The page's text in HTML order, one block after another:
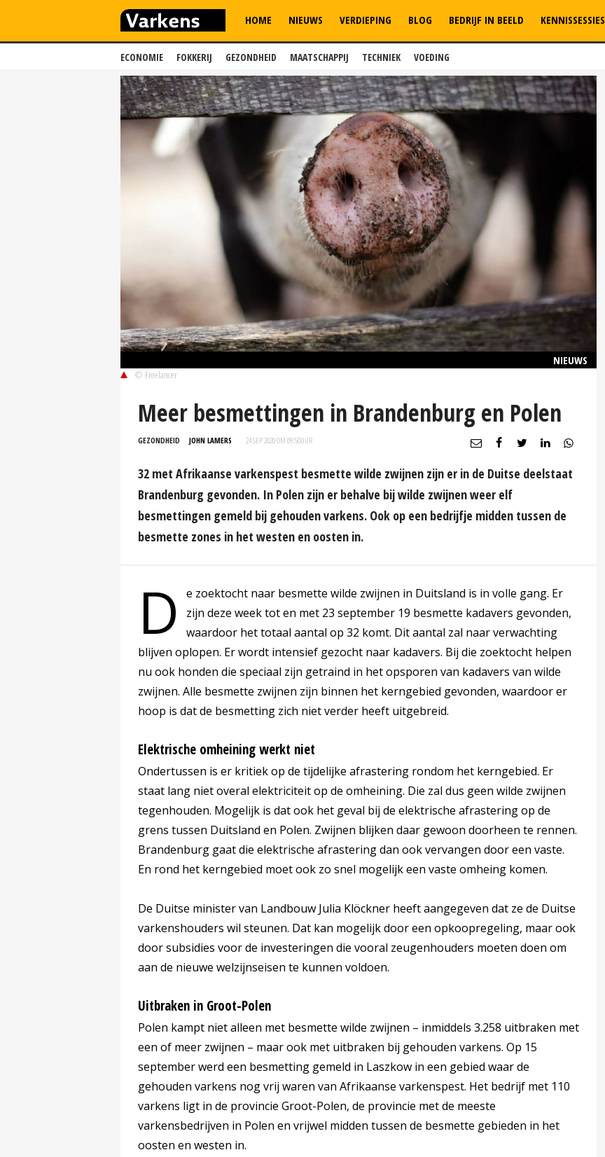
ECONOMIE FOKKERIJ GEZONDHEID MAATSCHAPPIJ TECHNIEK VOEDING
HOME NIEUWS VERDIEPING BLOG BEDRIJF IN BEELD KENNISSESSIES
NIEUWS
© Freelancer
Meer besmettingen in Brandenburg en Polen
GEZONDHEID JOHN LAMERS 24 SEP 2020 OM 09:50UUR
32 met Afrikaanse varkenspest besmette wilde zwijnen zijn er in de Duitse deelstaat
Brandenburg gevonden. In Polen zijn er behalve bij wilde zwijnen weer elf
besmettingen gemeld bij gehouden varkens. Ook op een bedrijfje midden tussen de
besmette zones in het westen en oosten in.
D
e zoektocht naar besmette wilde zwijnen in Duitsland is in volle gang. Er
zijn deze week tot en met 23 september 19 besmette kadavers gevonden,
waardoor het totaal aantal op 32 komt. Dit aantal zal naar verwachting
blijven oplopen. Er wordt intensief gezocht naar kadavers. Bij die zoektocht helpen
nu ook honden die speciaal zijn getraind in het opsporen van kadavers van wilde
zwijnen. Alle besmette zwijnen zijn binnen het kerngebied gevonden, waardoor er
hoop is dat de besmetting zich niet verder heeft uitgebreid.
Elektrische omheining werkt niet
Ondertussen is er kritiek op de tijdelijke afrastering rondom het kerngebied. Er
staat lang niet overal elektriciteit op de omheining. Die zal dus geen wilde zwijnen
tegenhouden. Mogelijk is dat ook het geval bij de elektrische afrastering op de
grens tussen Duitsland en Polen. Zwijnen blijken daar gewoon doorheen te rennen.
Brandenburg gaat die elektrische afrastering dan ook vervangen door een vaste.
En rond het kerngebied moet ook zo snel mogelijk een vaste omheing komen.
De Duitse minister van Landbouw Julia Klöckner heeft aangegeven dat ze de Duitse
varkenshouders wil steunen. Dat kan mogelijk door een opkoopregeling, maar ook
door subsidies voor de investeringen die vooral zeugenhouders moeten doen om
aan de nieuwe welzijnseisen te kunnen voldoen.
Uitbraken in Groot-Polen
Polen kampt niet alleen met besmette wilde zwijnen – inmiddels 3.258 uitbraken met
een of meer zwijnen – maar ook met uitbraken bij gehouden varkens. Op 15
september werd een besmetting gemeld in Laszkow in een gebied waar de
gehouden varkens nog vrij waren van Afrikaanse varkenspest. Het bedrijf met 110
varkens ligt in de provincie Groot-Polen, de provincie met de meeste
varkensbedrijven in Polen en vrijwel midden tussen de besmette gebieden in het
oosten en westen in.